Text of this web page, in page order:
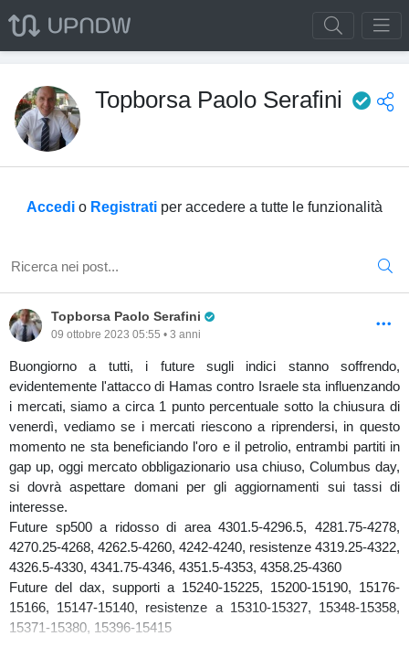
Topborsa Paolo Serafini
Accedi o Registrati per accedere a tutte le funzionalità
Topborsa Paolo Serafini
09 ottobre 2023 05:55 • 3 anni
Buongiorno a tutti, i future sugli indici stanno soffrendo,
evidentemente l'attacco di Hamas contro Israele sta influenzando
i mercati, siamo a circa 1 punto percentuale sotto la chiusura di
venerdì, vediamo se i mercati riescono a riprendersi, in questo
momento ne sta beneficiando l'oro e il petrolio, entrambi partiti in
gap up, oggi mercato obbligazionario usa chiuso, Columbus day,
si dovrà aspettare domani per gli aggiornamenti sui tassi di
interesse.
Future sp500 a ridosso di area 4301.5-4296.5, 4281.75-4278,
4270.25-4268, 4262.5-4260, 4242-4240, resistenze 4319.25-4322,
4326.5-4330, 4341.75-4346, 4351.5-4353, 4358.25-4360
Future del dax, supporti a 15240-15225, 15200-15190, 15176-
15166, 15147-15140, resistenze a 15310-15327, 15348-15358,
15371-15380, 15396-15415